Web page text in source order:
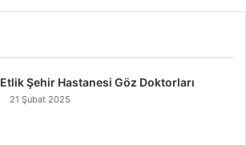
Etlik Şehir Hastanesi Göz Doktorları
21 Şubat 2025